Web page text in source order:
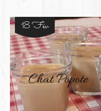
18 Fév